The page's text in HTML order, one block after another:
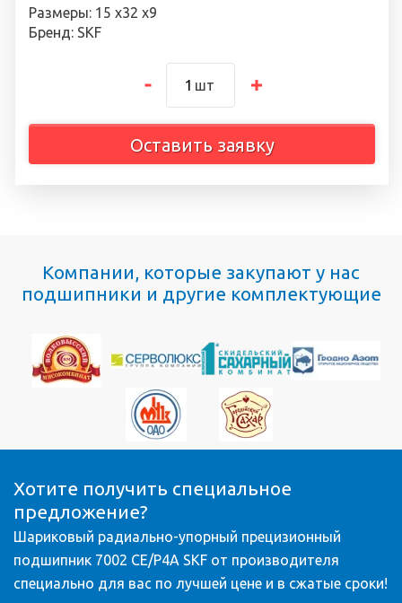
Размеры: 15 х32 х9
Бренд: SKF
шт
Оставить заявку
Компании, которые закупают у нас
подшипники и другие комплектующие
Хотите получить специальное
предложение?
Шариковый радиально-упорный прецизионный
подшипник 7002 CE/P4A SKF от производителя
специально для вас по лучшей цене и в сжатые сроки!